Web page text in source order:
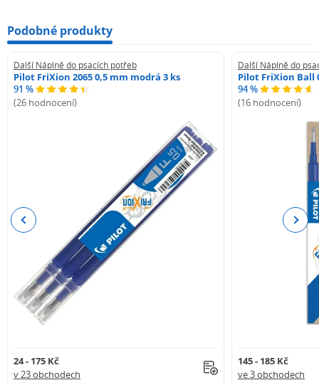
Podobné produkty
Další Náplně do psacích potřeb
Pilot FriXion 2065 0,5 mm modrá 3 ks
91 %
(26 hodnocení)
24 - 175 Kč
v 23 obchodech
Další Náplně do
Pilot FriXion Ball
94 %
(16 hodnocení)
145 - 185 Kč
ve 3 obchodech
Previous Next